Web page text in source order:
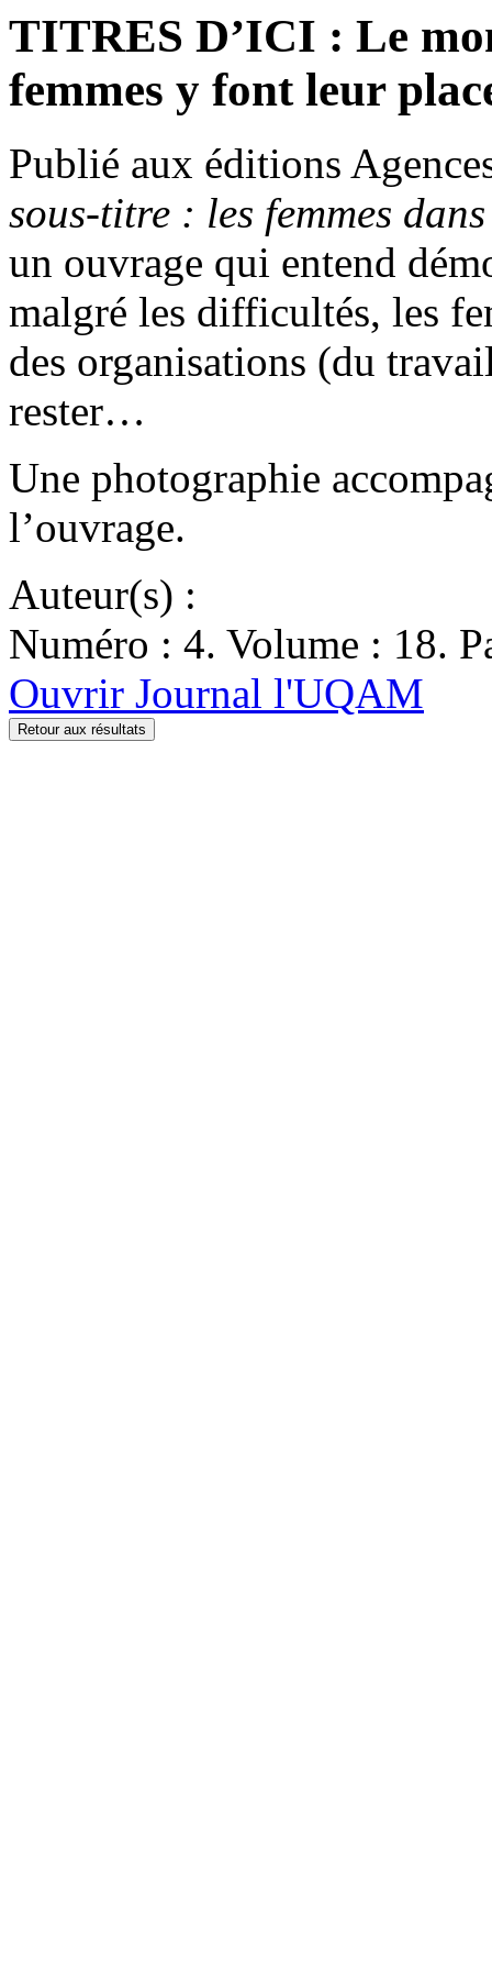
TITRES D’ICI : Le
femmes y font leur
Publié aux éditions
sous-titre : les femmes
un ouvrage qui entend
malgré les difficultés, les
des organisations (du
rester…
Une photographie
l’ouvrage.
Auteur(s) :
Numéro : 4. Volume : 18.
Ouvrir Journal l'UQAM
Retour aux résultats